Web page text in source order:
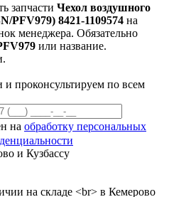
запчасти Чехол воздушного
PFV979) 8421-1109574 на
менеджера. Обязательно
или название.
проконсультируем по всем
на обработку персональных